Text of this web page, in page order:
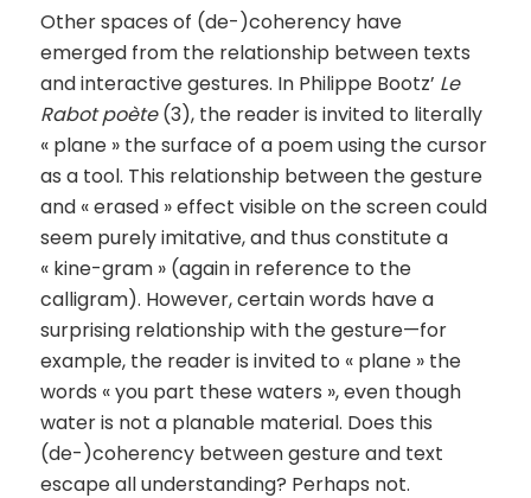
Other spaces of (de-)coherency have
emerged from the relationship between texts
and interactive gestures. In Philippe Bootz’ Le
Rabot poète(3), the reader is invited to literally
« plane » the surface of a poem using the cursor
as a tool. This relationship between the gesture
and « erased » effect visible on the screen could
seem purely imitative, and thus constitute a
« kine-gram » (again in reference to the
calligram). However, certain words have a
surprising relationship with the gesture—for
example, the reader is invited to « plane » the
words « you part these waters », even though
water is not a planable material. Does this
(de-)coherency between gesture and text
escape all understanding? Perhaps not.